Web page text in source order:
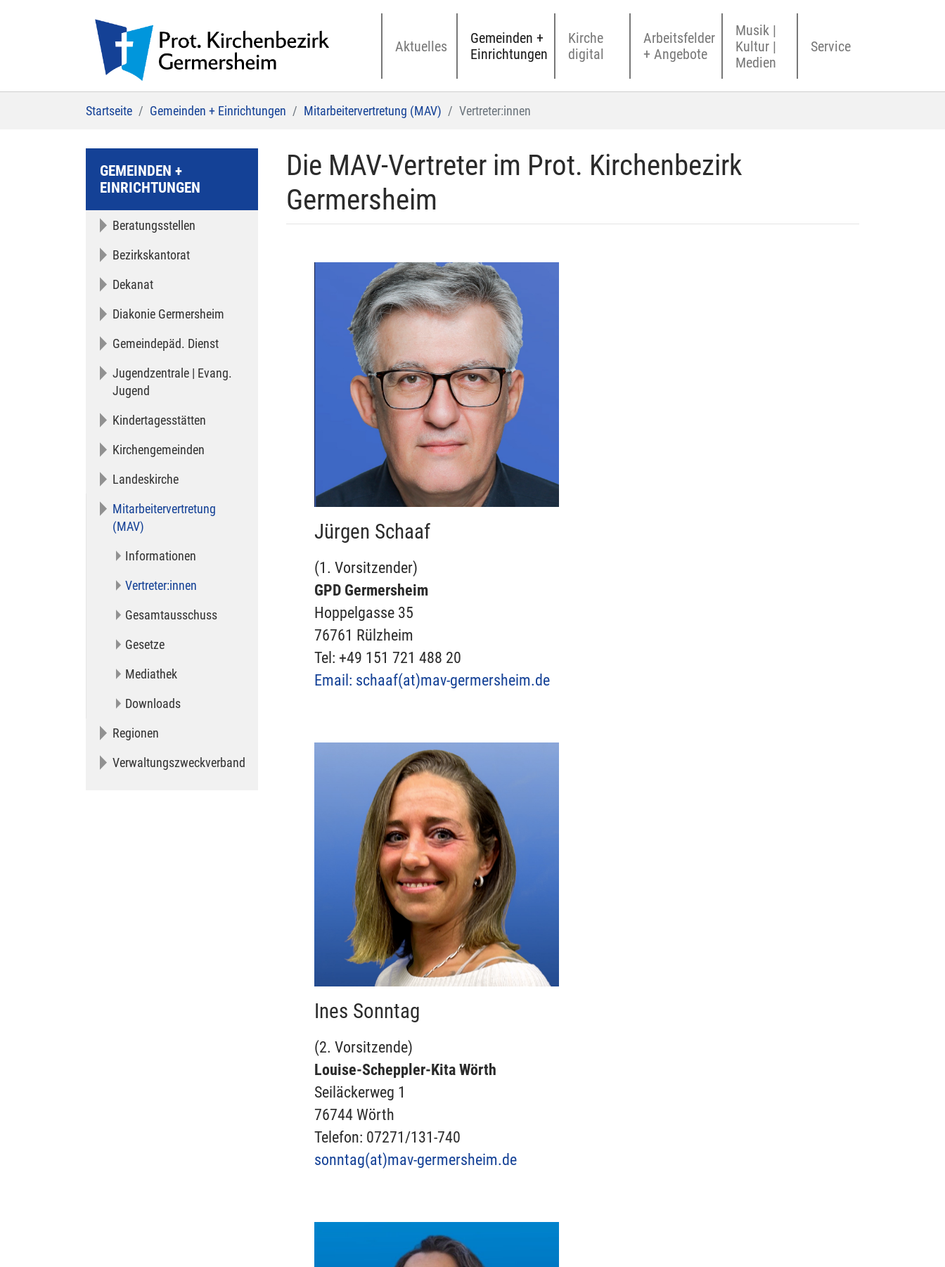
Aktuelles
Gemeinden +
Einrichtungen
Kirche
digital
Arbeitsfelder
+ Angebote
Musik |
Kultur |
Medien
Service
Startseite Gemeinden + Einrichtungen Mitarbeitervertretung (MAV) Vertreter:innen
GEMEINDEN +
EINRICHTUNGEN
Beratungsstellen
Bezirkskantorat
Dekanat
Diakonie Germersheim
Gemeindepäd. Dienst
Jugendzentrale | Evang.
Jugend
Kindertagesstätten
Kirchengemeinden
Landeskirche
Mitarbeitervertretung
(MAV)
Informationen
Vertreter:innen
Gesamtausschuss
Gesetze
Mediathek
Downloads
Regionen
Verwaltungszweckverband
Die MAV-Vertreter im Prot. Kirchenbezirk
Germersheim
Jürgen Schaaf
(1. Vorsitzender)
GPD Germersheim
Hoppelgasse 35
76761 Rülzheim
Tel: +49 151 721 488 20‬
Email: schaaf(at)mav-germersheim.de
Ines Sonntag
(2. Vorsitzende)
Louise-Scheppler-Kita Wörth
Seiläckerweg 1
76744 Wörth
Telefon: 07271/131-740
sonntag(at)mav-germersheim.de